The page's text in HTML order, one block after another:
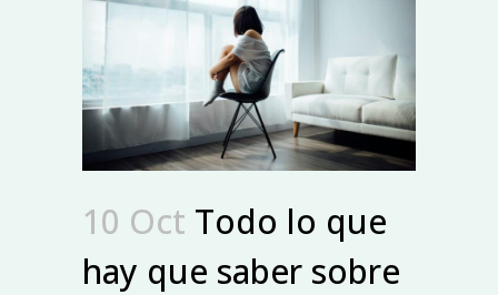
10 Oct Todo lo que
hay que saber sobre